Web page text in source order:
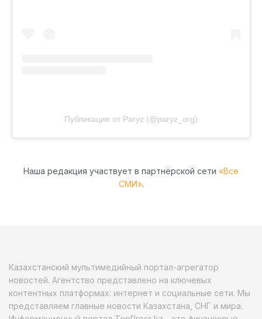
Публикация от Paryz (@paryz_org)
Наша редакция участвует в партнёрской сети «Все
СМИ».
Казахстанский мультимедийный портал-агрегатор
новостей. Агентство представлено на ключевых
контентных платформах: интернет и социальные сети. Мы
представляем главные новости Казахстана, СНГ и мира.